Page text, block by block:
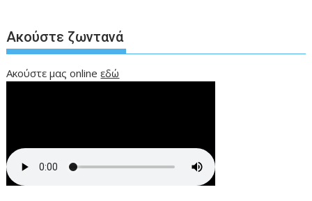
Ακούστε ζωντανά
Ακούστε μας onlineεδώ